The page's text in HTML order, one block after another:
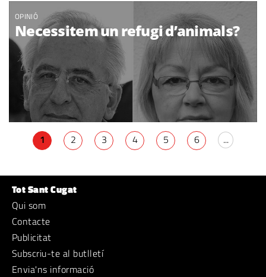
OPINIÓ
Necessitem un refugi d’animals?
1 2 3 4 5 6 ...
Tot Sant Cugat
Qui som
Contacte
Publicitat
Subscriu-te al butlletí
Envia'ns informació